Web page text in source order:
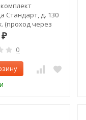
Стандарт, д. 130
(проход через
выход)
₽
0